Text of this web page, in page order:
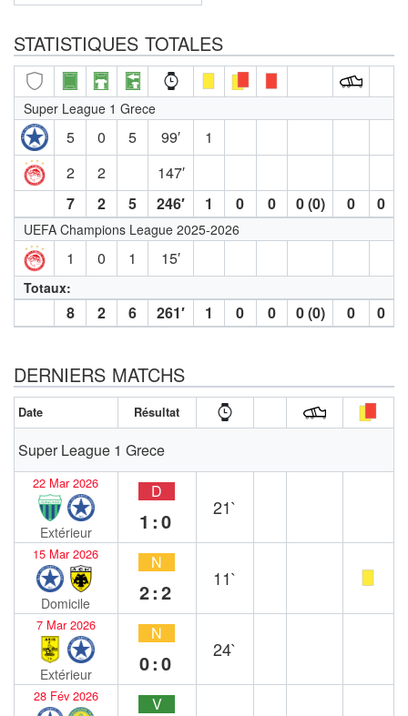
STATISTIQUES TOTALES
Super League 1 Grece
5 0 5 99′
1
2
2
147′
7
2 5 246′ 1 0 0 0 (0) 0 0
UEFA Champions League 2025-2026
1 0 1 15′
Totaux:
8 2 6 261′ 1 0 0 0 (0) 0 0
DERNIERS MATCHS
Date Résultat
Super League 1 Grece
22 Mar 2026
Extérieur
D
1:0
21`
15 Mar 2026
Domicile
N
2:2
11`
7 Mar 2026
Extérieur
N
0:0
24`
28 Fév 2026 V